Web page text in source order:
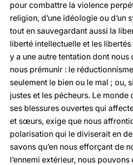
pour combattre la violence
religion, d’une idéologie ou d’un
tout en sauvegardant aussi la
liberté intellectuelle et les
y a une autre tentation dont
nous prémunir : le
seulement le bien ou le mal ; ou,
justes et les pécheurs. Le
ses blessures ouvertes qui
et sœurs, exige que nous
polarisation qui le diviserait en
savons qu’en nous efforçant de
l’ennemi extérieur, nous